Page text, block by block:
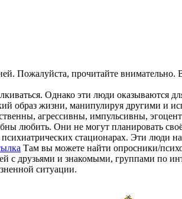
Пожалуйста, прочитайте
Однако эти люди оказываются
образ жизни, манипулируя другими и
агрессивны, импульсивны,
любить. Они не могут планировать
стационарах. Эти люди
Там вы можете найти опросники/
с друзьями и знакомыми, группами по
ситуации.